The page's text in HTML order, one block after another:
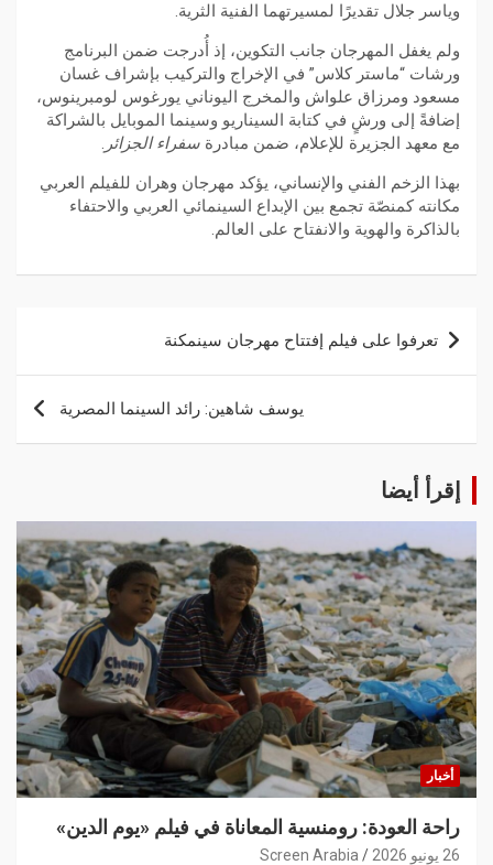
وياسر جلال تقديرًا لمسيرتهما الفنية الثرية.
ولم يغفل المهرجان جانب التكوين، إذ أُدرجت ضمن البرنامج
ورشات “ماستر كلاس” في الإخراج والتركيب بإشراف غسان
مسعود ومرزاق علواش والمخرج اليوناني يورغوس لومبرينوس،
إضافةً إلى ورشٍ في كتابة السيناريو وسينما الموبايل بالشراكة
مع معهد الجزيرة للإعلام، ضمن مبادرة سفراء الجزائر .
بهذا الزخم الفني والإنساني، يؤكد مهرجان وهران للفيلم العربي
مكانته كمنصّة تجمع بين الإبداع السينمائي العربي والاحتفاء
بالذاكرة والهوية والانفتاح على العالم.
تعرفوا على فيلم إفتتاح مهرجان سينمكنة
يوسف شاهين: رائد السينما المصرية
إقرأ أيضا
أخبار
راحة العودة: رومنسية المعاناة في فيلم «يوم الدين»
26 يونيو 2026 Screen Arabia